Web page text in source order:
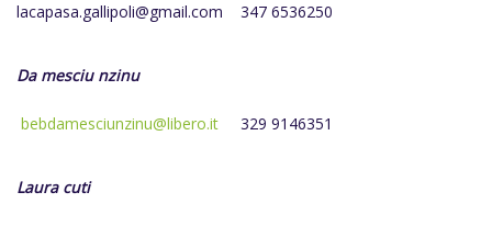
lacapasa.gallipoli@gmail.com 347 6536250
Da mesciu nzinu
bebdamesciunzinu@libero.it 329 9146351
Laura cuti